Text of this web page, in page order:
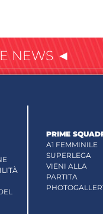
NEWS ◄
PRIME
A1 FEMMINILE
SUPERLEGA
VIENI ALLA
PARTITA